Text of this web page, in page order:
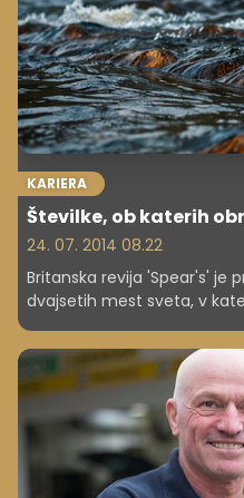
KARIERA
Številke, ob katerih
24. 07. 2014 08.22
Britanska revija 'Spear's' je
dvajsetih mest sveta, v
njihovih raziskav živelo
skoraj vsak tretji rezident
premoženja?